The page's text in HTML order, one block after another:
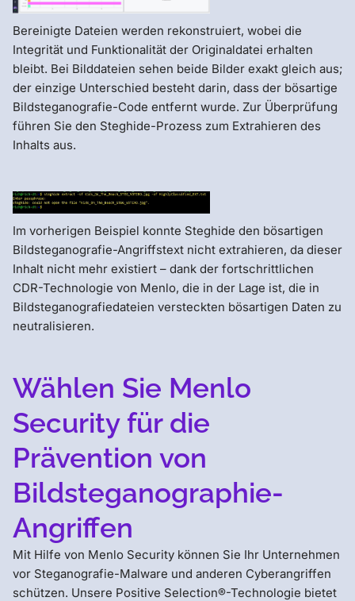
Bereinigte Dateien werden rekonstruiert, wobei die
Integrität und Funktionalität der Originaldatei erhalten
bleibt. Bei Bilddateien sehen beide Bilder exakt gleich aus;
der einzige Unterschied besteht darin, dass der bösartige
Bildsteganografie-Code entfernt wurde. Zur Überprüfung
führen Sie den Steghide-Prozess zum Extrahieren des
Inhalts aus.
Im vorherigen Beispiel konnte Steghide den bösartigen
Bildsteganografie-Angriffstext nicht extrahieren, da dieser
Inhalt nicht mehr existiert – dank der fortschrittlichen
CDR-Technologie von Menlo, die in der Lage ist, die in
Bildsteganografiedateien versteckten bösartigen Daten zu
neutralisieren.
Wählen Sie Menlo
Security für die
Prävention von
Bildsteganographie-
Angriffen
Mit Hilfe von Menlo Security können Sie Ihr Unternehmen
vor Steganografie-Malware und anderen Cyberangriffen
schützen. Unsere Positive Selection®-Technologie bietet